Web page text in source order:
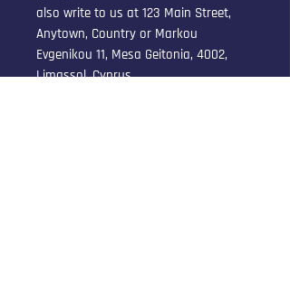
also write to us at 123 Main Street,
Anytown, Country or Markou
Evgenikou 11, Mesa Geitonia, 4002,
Limassol, Cyprus.